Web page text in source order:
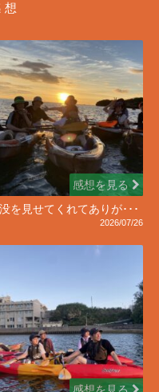
感想を見る
を見せてくれてありが･･･
2026/07/26